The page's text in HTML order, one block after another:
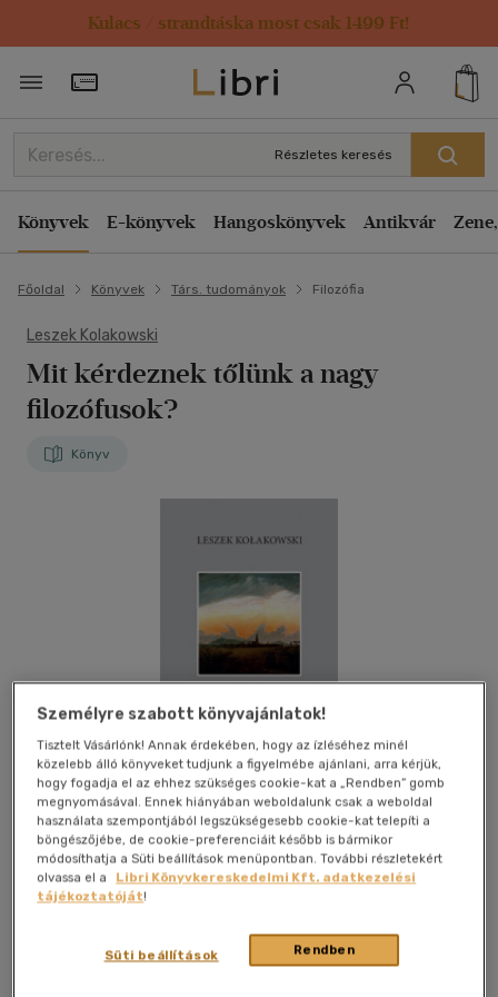
Kulacs / strandtáska most csak 1499 Ft!
Törzsvásárlói Kártya adatai
Részletes keresés
Könyvek E-könyvek Hangoskönyvek Antikvár
Főoldal Könyvek Társ. tudományok Filozófia
Leszek Kolakowski
Mit kérdeznek tőlünk a nagy
filozófusok?
Könyv
Kívánságlistához adom Megosztom
Typotex Kiadó|2012|magyar nyelvű|keménytábla,
Személyre szabott könyvajánlatok!
Tisztelt Vásárlónk! Annak érdekében, hogy az ízléséhez minél
közelebb álló könyveket tudjunk a figyelmébe ajánlani, arra kérjük,
hogy fogadja el az ehhez szükséges cookie-kat a „Rendben” gomb
megnyomásával. Ennek hiányában weboldalunk csak a weboldal
használata szempontjából legszükségesebb cookie-kat telepíti a
böngészőjébe, de cookie-preferenciáit később is bármikor
módosíthatja a Süti beállítások menüpontban. További részletekért
olvassa el a
Libri Könyvkereskedelmi Kft. adatkezelési
tájékoztatóját!
Rendben
Süti beállítások